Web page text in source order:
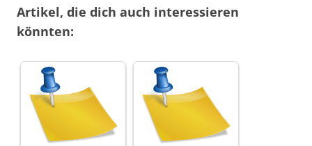
Artikel, die dich auch interessieren
könnten: